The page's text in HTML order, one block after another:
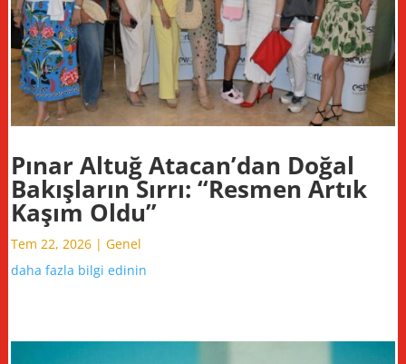
Pınar Altuğ Atacan’dan Doğal
Bakışların Sırrı: “Resmen Artık
Kaşım Oldu”
Tem 22, 2026 | Genel
daha fazla bilgi edinin